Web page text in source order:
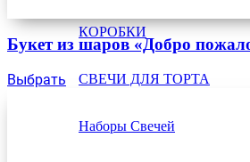
КОРОБКИ
СВЕЧИ ДЛЯ ТОРТА
Наборы Свечей
Букет из шаров «Добро
Выбрать